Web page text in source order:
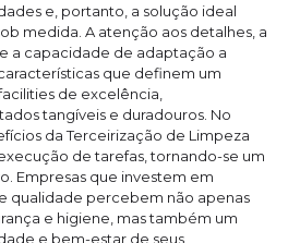
e, portanto, a solução ideal
medida. A atenção aos detalhes, a
a capacidade de adaptação a
que definem um
de excelência,
tangíveis e duradouros. No
da Terceirização de Limpeza
de tarefas, tornando-se um
Empresas que investem em
qualidade percebem não apenas
e higiene, mas também um
e bem-estar de seus